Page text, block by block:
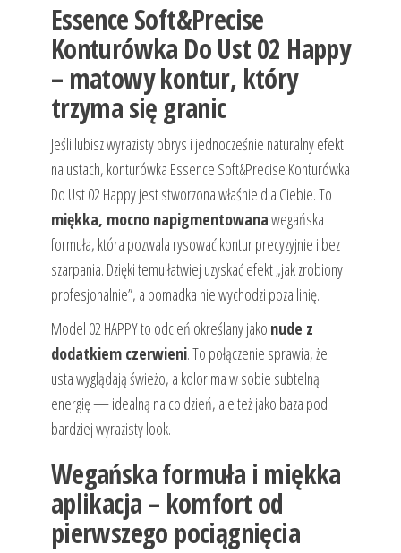
Essence Soft&Precise
Konturówka Do Ust 02 Happy
– matowy kontur, który
trzyma się granic
Jeśli lubisz wyrazisty obrys i jednocześnie naturalny efekt
na ustach, konturówka Essence Soft&Precise Konturówka
Do Ust 02 Happy jest stworzona właśnie dla Ciebie. To
miękka, mocno napigmentowanawegańska
formuła, która pozwala rysować kontur precyzyjnie i bez
szarpania. Dzięki temu łatwiej uzyskać efekt „jak zrobiony
profesjonalnie”, a pomadka nie wychodzi poza linię.
Model 02 HAPPY to odcień określany jako nude z
dodatkiem czerwieni. To połączenie sprawia, że
usta wyglądają świeżo, a kolor ma w sobie subtelną
energię — idealną na co dzień, ale też jako baza pod
bardziej wyrazisty look.
Wegańska formuła i miękka
aplikacja – komfort od
pierwszego pociągnięcia